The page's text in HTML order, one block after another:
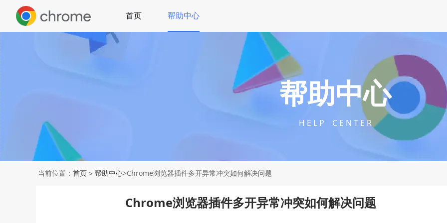
首页 帮助中心
帮助中心
H E L P C E N T E R
当前位置： 首页 > 帮助中心>Chrome浏览器插件多开异常冲突如何解决问题
Chrome浏览器插件多开异常冲突如何解决问题